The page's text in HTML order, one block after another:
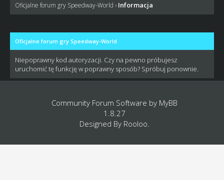
Oficjalne forum gry Speedway-World › Informacja
Oficjalne forum gry Speedway-World
Niepoprawny kod autoryzacji. Czy na pewno próbujesz
uruchomić tę funkcję w poprawny sposób? Spróbuj ponownie.
Community Forum Software by MyBB
1.8.27
Designed By Rooloo.